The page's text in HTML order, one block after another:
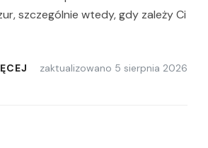
szczególnie wtedy, gdy zależy Ci
zaktualizowano 5 sierpnia 2026